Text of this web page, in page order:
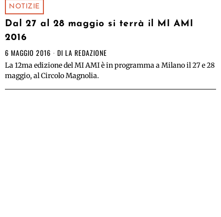
NOTIZIE
Dal 27 al 28 maggio si terrà il MI AMI
2016
6 MAGGIO 2016 DI LA REDAZIONE
La 12ma edizione del MI AMI è in programma a Milano il 27 e 28
maggio, al Circolo Magnolia.